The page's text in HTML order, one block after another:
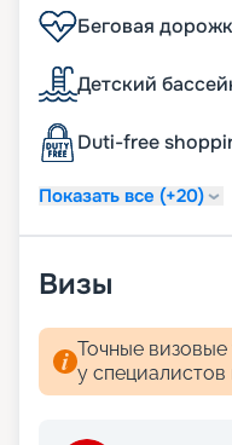
Беговая
Детский
Duti-free
Показать все (+20)
Визы
Точные
у